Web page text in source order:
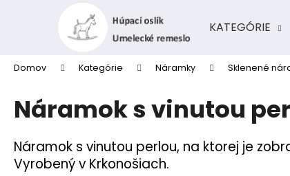
KATEGÓRIE
Domov Kategórie Náramky Sklenené
Náramok s vinutou
Náramok s vinutou perlou, na ktorej je
Vyrobený v Krkonošiach.
Späť
obchodu
Späť
obchodu